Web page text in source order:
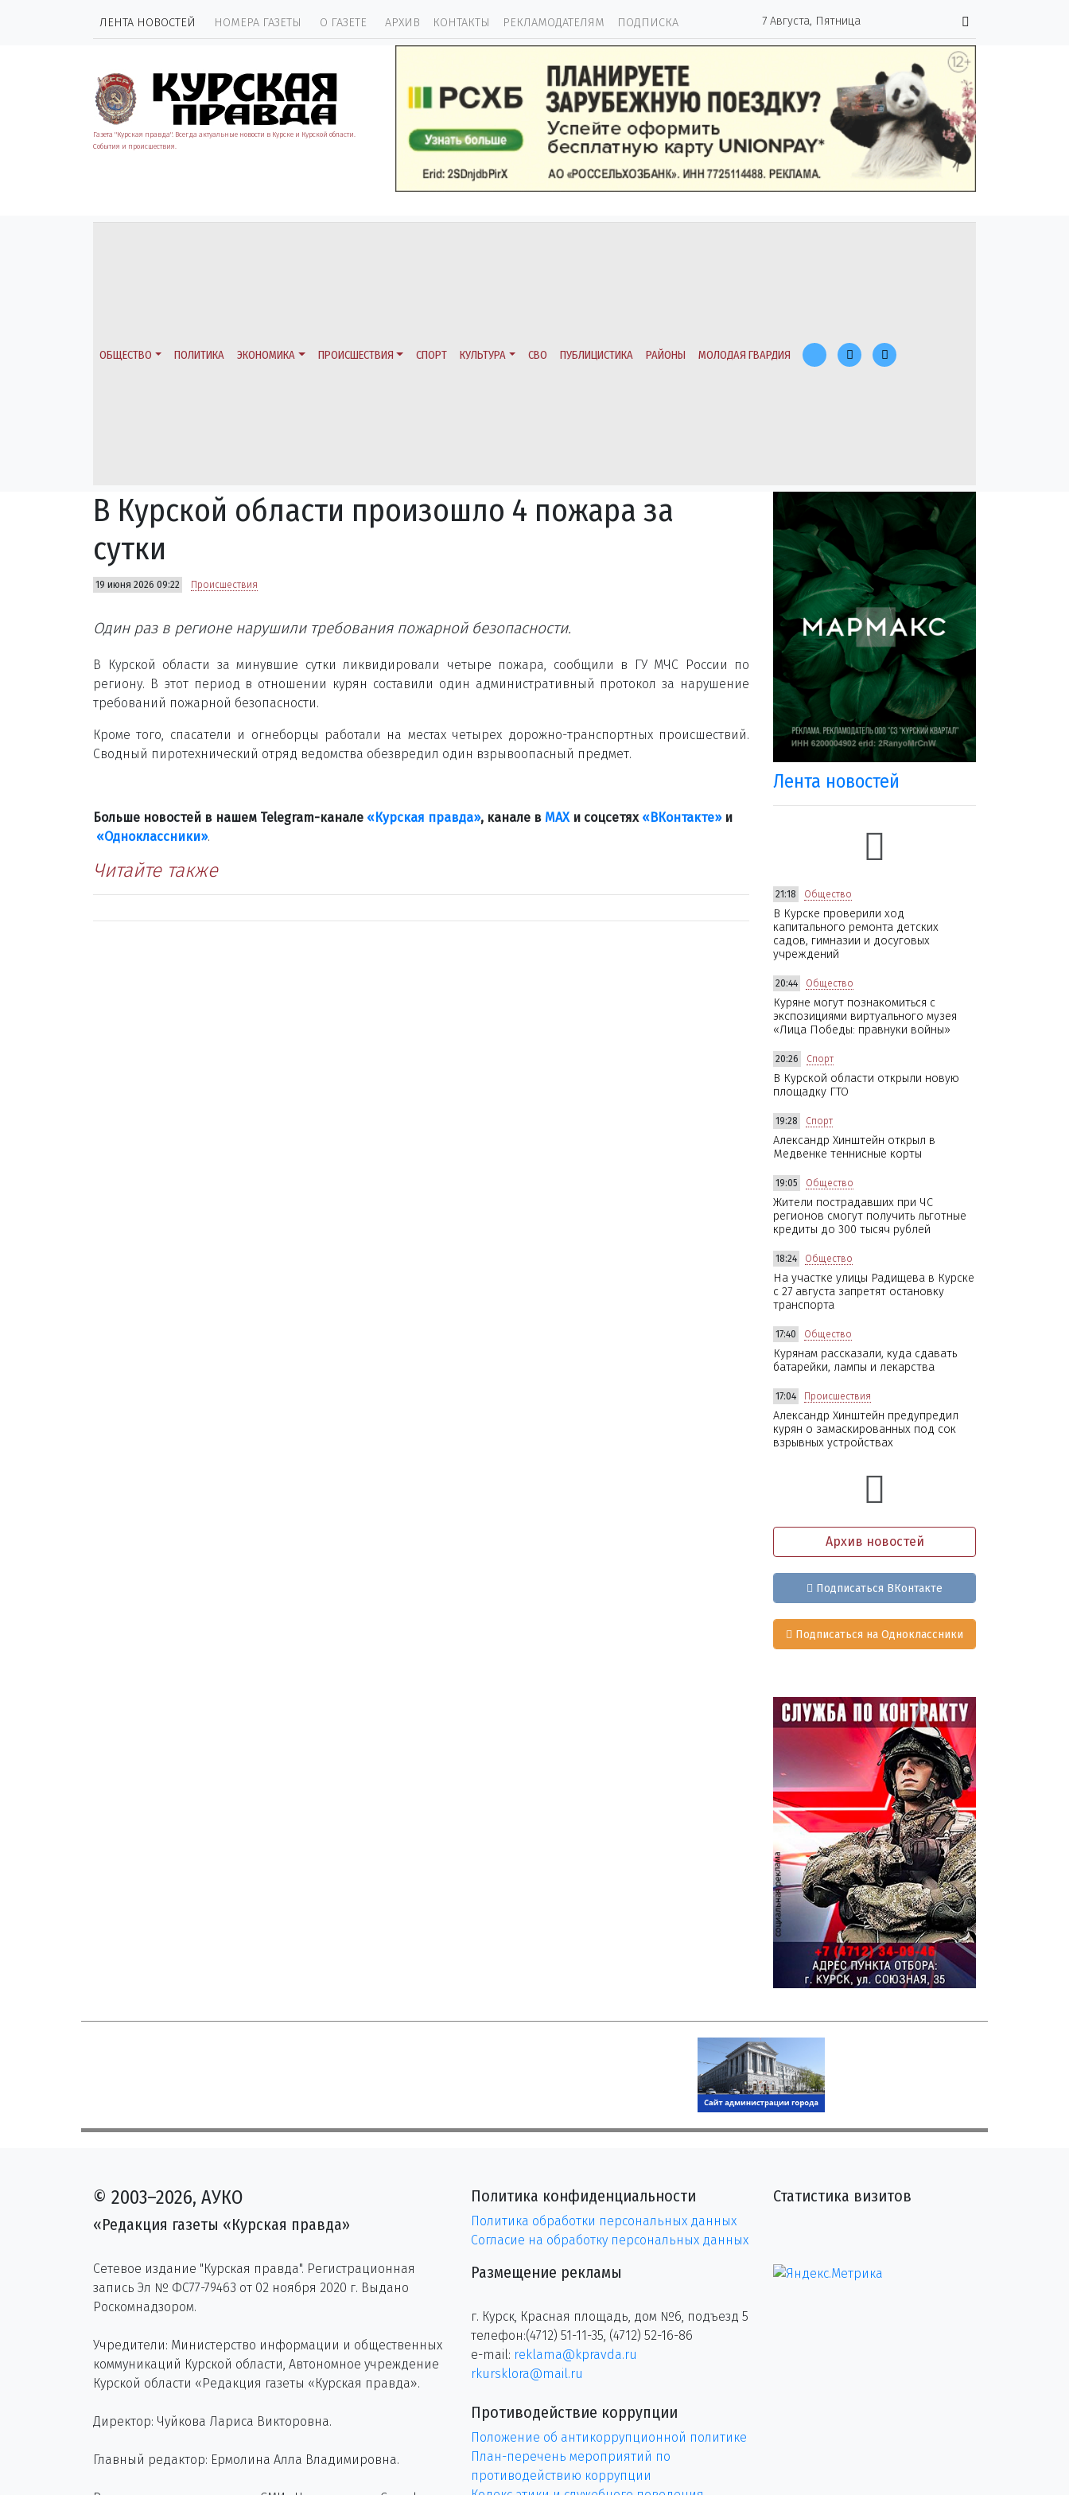
ЛЕНТА НОВОСТЕЙ НОМЕРА ГАЗЕТЫ О ГАЗЕТЕ АРХИВ КОНТАКТЫ РЕКЛАМОДАТЕЛЯМ ПОДПИСКА 7 Августа, Пятница
Газета "Курская правда". Всегда актуальные новости в Курске и Курской области.
События и происшествия.
ОБЩЕСТВО ПОЛИТИКА ЭКОНОМИКА ПРОИСШЕСТВИЯ СПОРТ КУЛЬТУРА СВО ПУБЛИЦИСТИКА РАЙОНЫ МОЛОДАЯ ГВАРДИЯ
В Курской области произошло 4 пожара за
сутки
19 июня 2026 09:22 Происшествия
Один раз в регионе нарушили требования пожарной безопасности.
В Курской области за минувшие сутки ликвидировали четыре пожара, сообщили в ГУ МЧС России по
региону. В этот период в отношении курян составили один административный протокол за нарушение
требований пожарной безопасности.
Кроме того, спасатели и огнеборцы работали на местах четырех дорожно-транспортных происшествий.
Сводный пиротехнический отряд ведомства обезвредил один взрывоопасный предмет.
Больше новостей в нашем Telegram-канале «Курская правда», канале в МАХи соцсетях «ВКонтакте»и
«Одноклассники».
Читайте также
Лента новостей
21:18 Общество
В Курске проверили ход
капитального ремонта детских
садов, гимназии и досуговых
учреждений
20:44 Общество
Куряне могут познакомиться с
экспозициями виртуального музея
«Лица Победы: правнуки войны»
20:26 Спорт
В Курской области открыли новую
площадку ГТО
19:28 Спорт
Александр Хинштейн открыл в
Медвенке теннисные корты
19:05 Общество
Жители пострадавших при ЧС
регионов смогут получить льготные
кредиты до 300 тысяч рублей
18:24 Общество
На участке улицы Радищева в Курске
с 27 августа запретят остановку
транспорта
17:40 Общество
Курянам рассказали, куда сдавать
батарейки, лампы и лекарства
17:04 Происшествия
Александр Хинштейн предупредил
курян о замаскированных под сок
взрывных устройствах
Архив новостей
Подписаться ВКонтакте
Подписаться на Одноклассники
© 2003–2026, АУКО
«Редакция газеты «Курская правда»
Сетевое издание "Курская правда". Регистрационная
запись Эл № ФС77-79463 от 02 ноября 2020 г. Выдано
Роскомнадзором.
Учредители: Министерство информации и общественных
коммуникаций Курской области, Автономное учреждение
Курской области «Редакция газеты «Курская правда».
Директор: Чуйкова Лариса Викторовна.
Главный редактор: Ермолина Алла Владимировна.
Политика конфиденциальности
Политика обработки персональных данных
Согласие на обработку персональных данных
Размещение рекламы
г. Курск, Красная площадь, дом №6, подъезд 5
телефон:(4712) 51-11-35, (4712) 52-16-86
e-mail: reklama@kpravda.ru
rkursklora@mail.ru
Противодействие коррупции
Положение об антикоррупционной политике
План-перечень мероприятий по
противодействию коррупции
Статистика визитов